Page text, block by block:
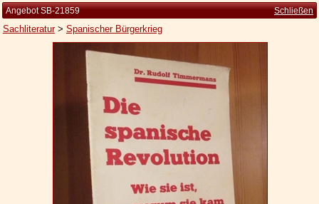
Kleine Kulturgeschichte
Die Brockhaus Auflagen
Die Meyer Auflagen
Angebot SB-21859 Schließen
Sachliteratur> Spanischer Bürgerkrieg